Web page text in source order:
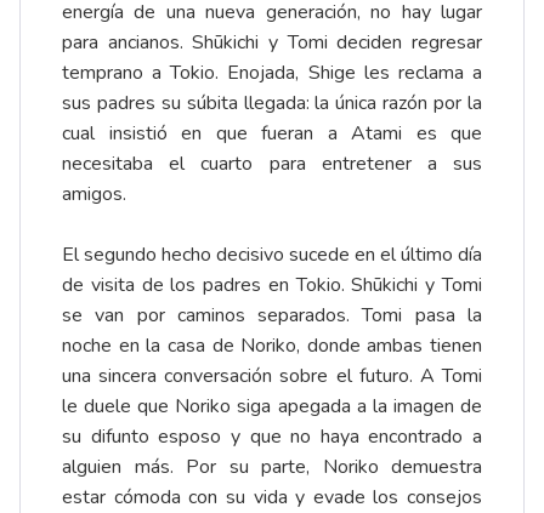
energía de una nueva generación, no hay lugar
para ancianos. Shūkichi y Tomi deciden regresar
temprano a Tokio. Enojada, Shige les reclama a
sus padres su súbita llegada: la única razón por la
cual insistió en que fueran a Atami es que
necesitaba el cuarto para entretener a sus
amigos.
El segundo hecho decisivo sucede en el último día
de visita de los padres en Tokio. Shūkichi y Tomi
se van por caminos separados. Tomi pasa la
noche en la casa de Noriko, donde ambas tienen
una sincera conversación sobre el futuro. A Tomi
le duele que Noriko siga apegada a la imagen de
su difunto esposo y que no haya encontrado a
alguien más. Por su parte, Noriko demuestra
estar cómoda con su vida y evade los consejos